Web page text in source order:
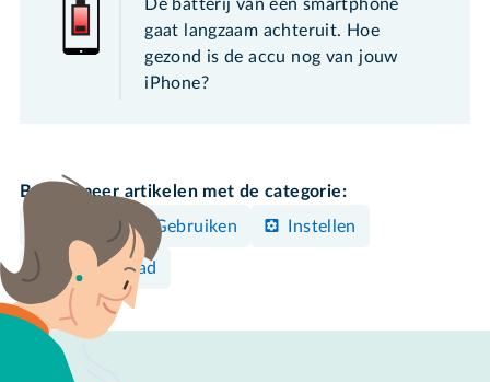
De batterij van een smartphone
gaat langzaam achteruit. Hoe
gezond is de accu nog van jouw
iPhone?
Bekijk meer artikelen met de categorie:
Bedienen & Gebruiken
Instellen
iPhone/iPad